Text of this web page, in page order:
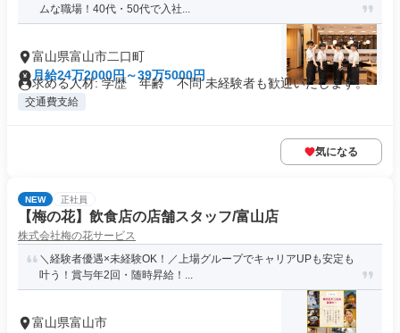
ムな職場！40代・50代で入社...
富山県富山市二口町
月給24万2000円～39万5000円
求める人材: 学歴 年齢 不問 未経験者も歓迎いたします。
交通費支給
気になる
NEW 正社員
【梅の花】飲食店の店舗スタッフ/富山店
株式会社梅の花サービス
＼経験者優遇×未経験OK！／上場グループでキャリアUPも安定も
叶う！賞与年2回・随時昇給！...
富山県富山市